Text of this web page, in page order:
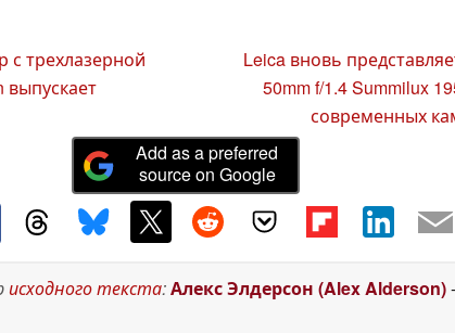
с трехлазерной
выпускает
Leica вновь
50mm f/1.4 Summilux
современных
Add as a preferred
source on Google
исходного текста:Алекс Элдерсон (Alex Alderson)